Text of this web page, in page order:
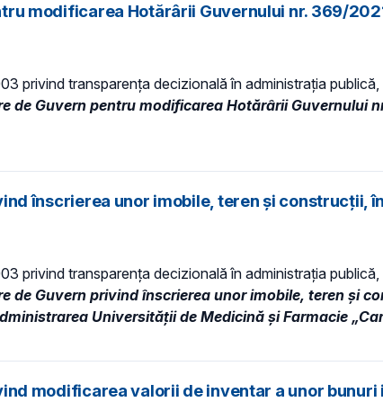
modificarea Hotărârii Guvernului nr. 369/
privind transparenţa decizională în administraţia
de Guvern pentru modificarea Hotărârii Guvernului
înscrierea unor imobile, teren și construcții,
privind transparenţa decizională în administraţia
de Guvern privind înscrierea unor imobile, teren și
Universității de Medicină și Farmacie
modificarea valorii de inventar a unor bunuri